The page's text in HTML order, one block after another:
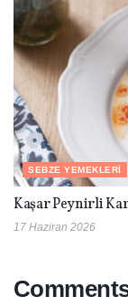
SEBZE YEMEKLERI
Kaşar Peynirli
17 Haziran 2026